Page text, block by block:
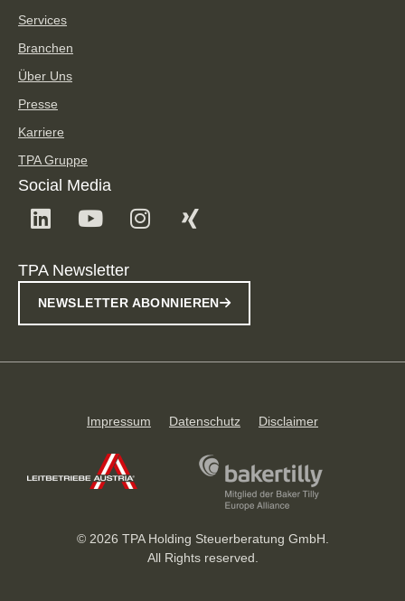
Services
Branchen
Über Uns
Presse
Karriere
TPA Gruppe
Social Media
TPA Newsletter
NEWSLETTER ABONNIEREN
Impressum Datenschutz Disclaimer
© 2026 TPA Holding Steuerberatung GmbH.
All Rights reserved.